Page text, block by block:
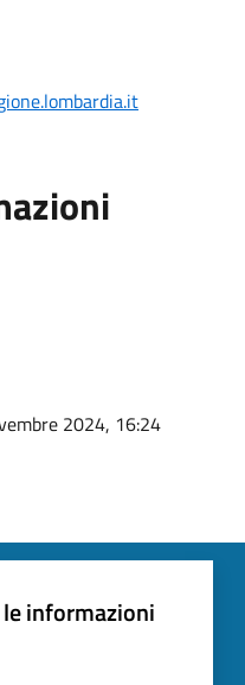
2024, 16:24
informazioni